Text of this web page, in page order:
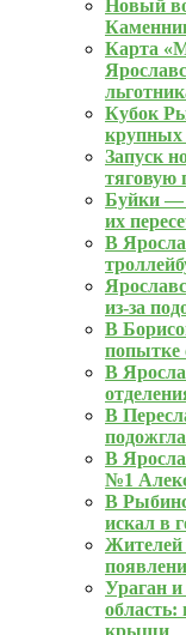
Новый
Карта
Кубок
крупных
Запуск
тяговую
Буйки —
их
В
из‑за
В
попытке
В
В
В
№1
В
искал в
Жителей
Ураган
крыши